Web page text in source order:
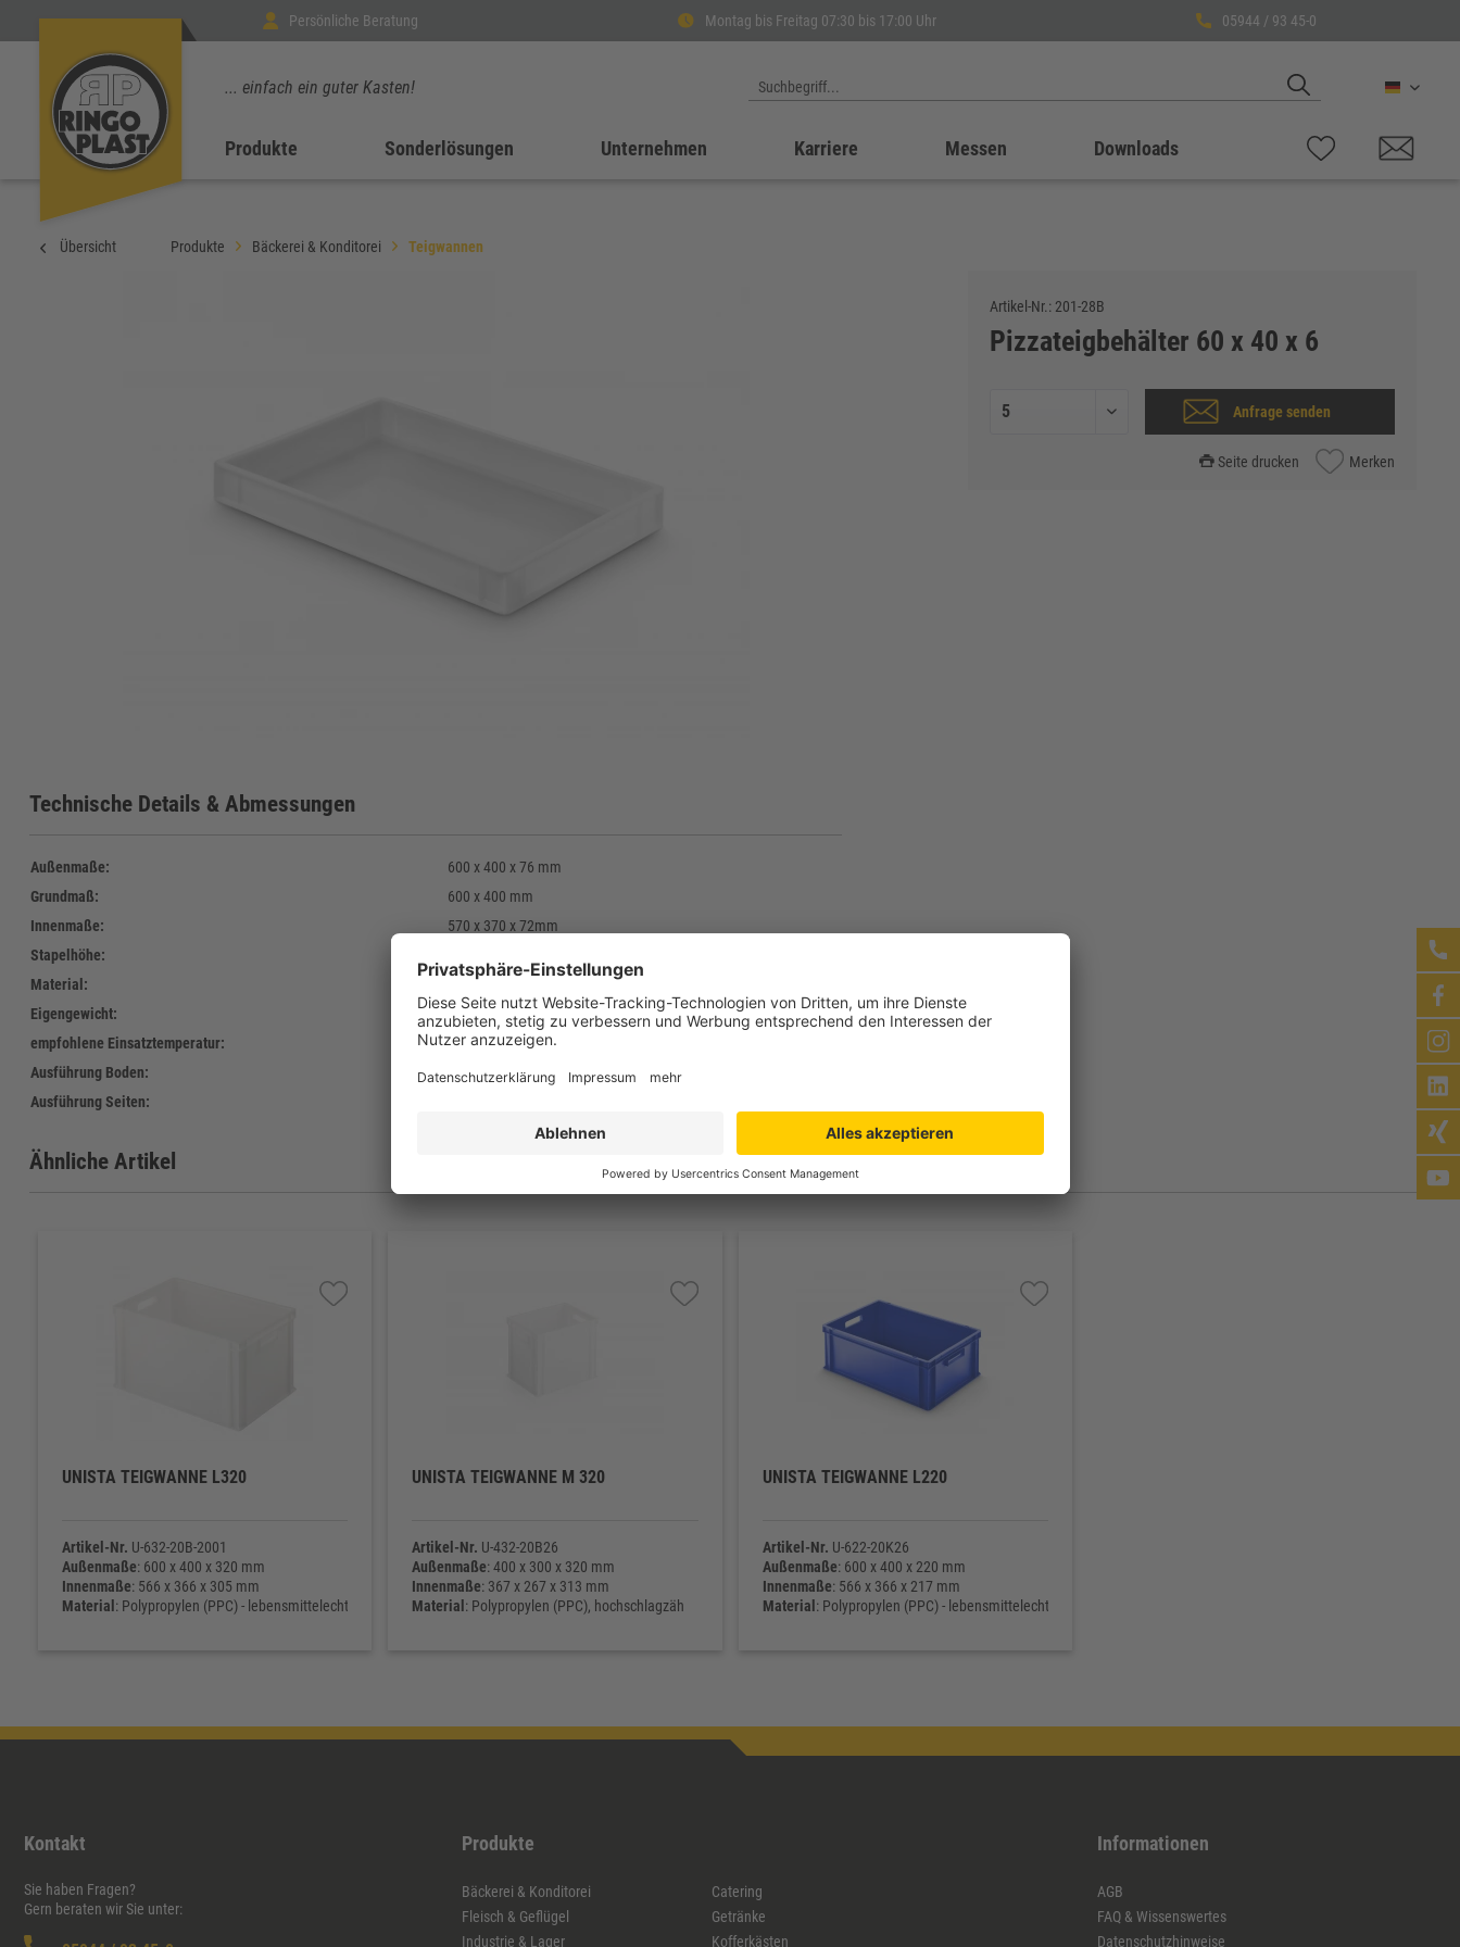
Persönliche Beratung Montag bis Freitag 07:30 bis 17:00 Uhr 05944 / 93 45-0
... einfach ein guter Kasten! Deutsch
Produkte Sonderlösungen Unternehmen Karriere Messen Downloads
Übersicht Produkte Bäckerei & Konditorei Teigwannen
Artikel-Nr.: 201-28B
Pizzateigbehälter 60 x 40 x 6
Anfrage senden
Seite drucken Merken
Technische Details & Abmessungen
Außenmaße:
600 x 400 x 76 mm
Grundmaß:
600 x 400 mm
Innenmaße:
570 x 370 x 72mm
Stapelhöhe:
Material:
Polyethylen PE-HD
Eigengewicht:
1.032 g
empfohlene Einsatztemperatur:
-30°C bis +60°C
Ausführung Boden:
geschlossen
Ausführung Seiten:
Ähnliche Artikel
UNISTA TEIGWANNE L320
Artikel-Nr. U-632-20B-2001
Außenmaße: 600 x 400 x 320 mm
Innenmaße: 566 x 366 x 305 mm
Material : Polypropylen (PPC) - lebensmittelecht
UNISTA TEIGWANNE M 320
Artikel-Nr. U-432-20B26
Außenmaße: 400 x 300 x 320 mm
Innenmaße: 367 x 267 x 313 mm
Material : Polypropylen (PPC), hochschlagzäh
UNISTA TEIGWANNE L220
Artikel-Nr. U-622-20K26
Außenmaße: 600 x 400 x 220 mm
Innenmaße: 566 x 366 x 217 mm
Material : Polypropylen (PPC) - lebensmittelecht
Kontakt
Sie haben Fragen?
Gern beraten wir Sie unter:
Produkte
Bäckerei & Konditorei
Fleisch & Geflügel
Industrie & Lager
Catering
Getränke
Kofferkästen
Informationen
AGB
FAQ & Wissenswertes
Datenschutzhinweise